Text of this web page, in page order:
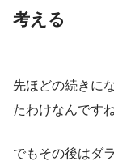
考える
先ほどの続きに
たわけなんですね
でもその後はダ